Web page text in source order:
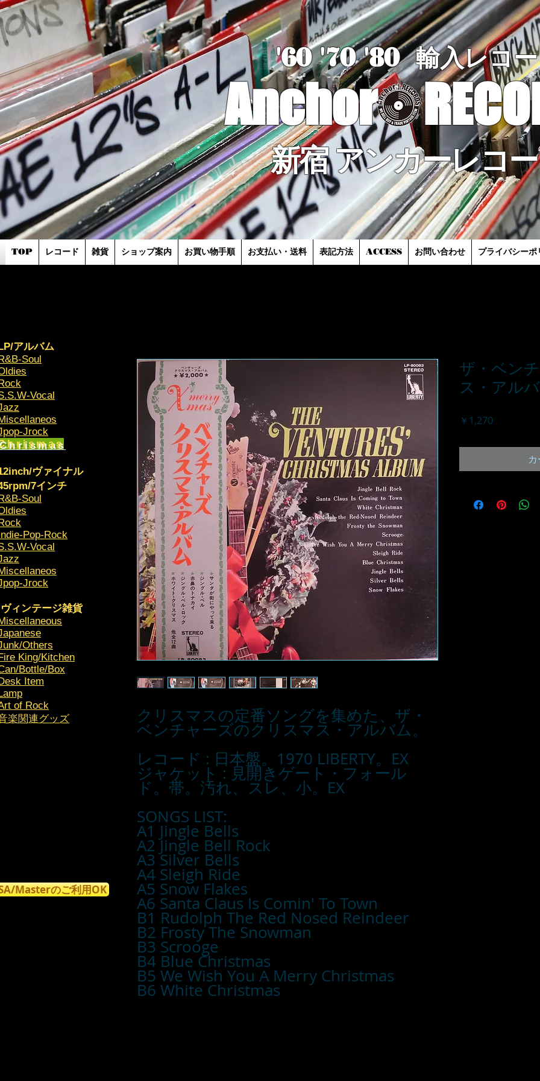
TOP レコード 雑貨 ショップ案内 お買い物手順 お支払い・送料 表記方法 ACCESS お問い合わせ プライバシーポ
クリスマスの定番ソングを集めた、ザ・
ベンチャーズのクリスマス・アルバム。
レコード : 日本盤。1970 LIBERTY。EX
ジャケット : 見開きゲート・フォール
ド。帯。汚れ、スレ、小。EX
SONGS LIST:
A1 Jingle Bells
A2 Jingle Bell Rock
A3 Silver Bells
A4 Sleigh Ride
A5 Snow Flakes
A6 Santa Claus Is Comin' To Town
B1 Rudolph The Red Nosed Reindeer
B2 Frosty The Snowman
B3 Scrooge
B4 Blue Christmas
B5 We Wish You A Merry Christmas
B6 White Christmas
ザ・ベン
ス・アル
￥1,270価
'60 '70'80 輸入レコ
Anchor
新宿 アンカーレコ
Masterのご利用OK
アルバム
Soul
Vocal
Jrock
ヴァイナル
7インチ
Soul
Pop-Rock
Vocal
Jrock
ヴィンテージ雑貨
Others
King/Kitchen
Bottle/Box
Item
of Rock
楽関連グッズ